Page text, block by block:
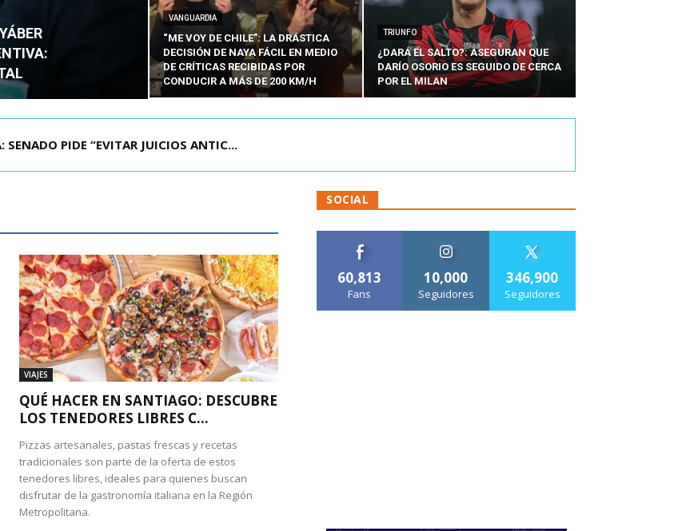
VANGUARDIA
“ME VOY DE CHILE”: LA DRÁSTICA
DECISIÓN DE NAYA FÁCIL EN MEDIO
DE CRÍTICAS RECIBIDAS POR
CONDUCIR A MÁS DE 200 KM/H
TRIUNFO
¿DARÁ EL SALTO?: ASEGURAN QUE
DARÍO OSORIO ES SEGUIDO DE CERCA
POR EL MILAN
DECLARA ADMISIBLES LOS TRES REQU...
VIAJES
QUÉ HACER EN SANTIAGO: DESCUBRE
LOS TENEDORES LIBRES C...
Pizzas artesanales, pastas frescas y recetas
tradicionales son parte de la oferta de estos
tenedores libres, ideales para quienes buscan
disfrutar de la gastronomía italiana en la Región
Metropolitana.
SOCIAL
60,813
Fans
10,000
Seguidores
346,900
Seguidores